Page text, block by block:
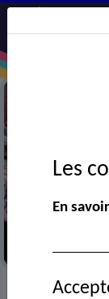
> VIE
Les
En